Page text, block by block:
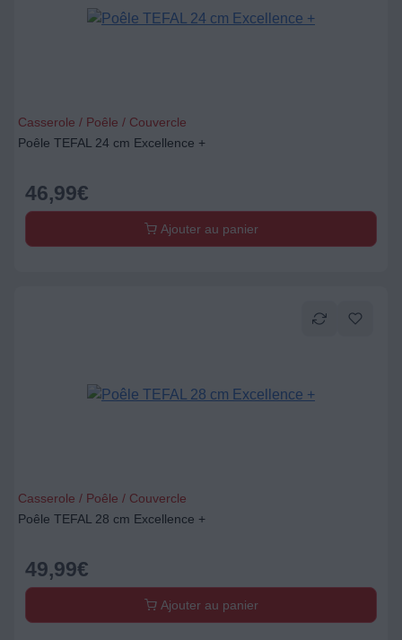
Casserole / Poêle / Couvercle
Poêle TEFAL 24 cm Excellence +
46,99€
Ajouter au panier
Casserole / Poêle / Couvercle
Poêle TEFAL 28 cm Excellence +
49,99€
Ajouter au panier